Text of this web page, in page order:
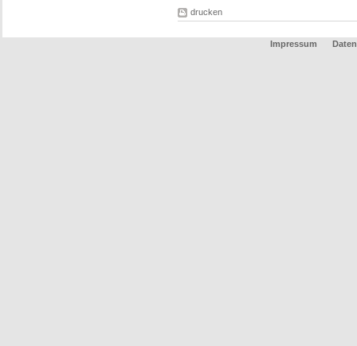
drucken
Impressum